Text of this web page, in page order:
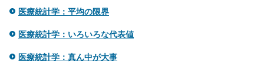
医療統計学：平均の限界
医療統計学：いろいろな代表値
医療統計学：真ん中が大事